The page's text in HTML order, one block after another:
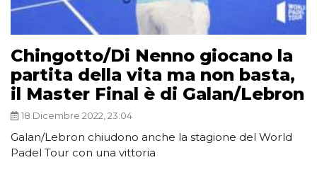
Chingotto/Di Nenno giocano la
partita della vita ma non basta,
il Master Final è di Galan/Lebron
18 Dicembre 2022, 23:04
Galan/Lebron chiudono anche la stagione del World
Padel Tour con una vittoria